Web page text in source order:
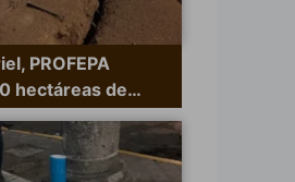
PROFEPA
hectáreas de…